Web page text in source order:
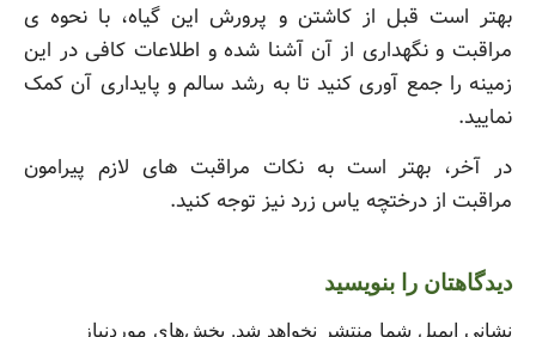
بهتر است قبل از کاشتن و پرورش این گیاه، با نحوه ی
مراقبت و نگهداری از آن آشنا شده و اطلاعات کافی در این
زمینه را جمع آوری کنید تا به رشد سالم و پایداری آن کمک
نمایید.
در آخر، بهتر است به نکات مراقبت های لازم پیرامون
مراقبت از درختچه یاس زرد نیز توجه کنید.
دیدگاهتان را بنویسید
نشانی ایمیل شما منتشر نخواهد شد. بخش‌های موردنیاز